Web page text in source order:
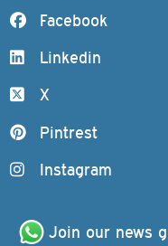
Facebook
Linkedin
X
Pintrest
Instagram
Join our news